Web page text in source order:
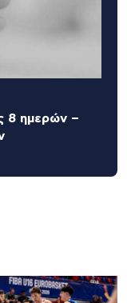
8 ημερών –